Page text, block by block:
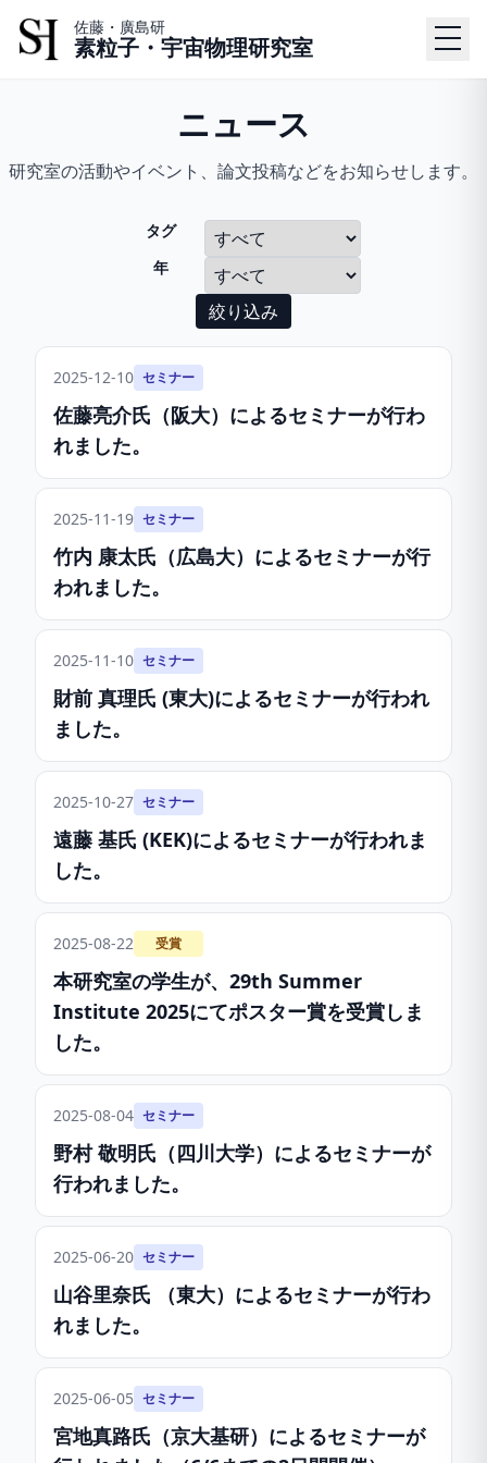
佐藤・廣島研
素粒子・宇宙物理研究室
ニュース
研究室の活動やイベント、論文投稿などをお知らせします。
タグ
年
絞り込み
2025-12-10 セミナー
佐藤亮介氏（阪大）によるセミナーが行わ
れました。
2025-11-19 セミナー
竹内 康太氏（広島大）によるセミナーが行
われました。
2025-11-10 セミナー
財前 真理氏 (東大)によるセミナーが行われ
ました。
2025-10-27 セミナー
遠藤 基氏 (KEK)によるセミナーが行われま
した。
2025-08-22 受賞
本研究室の学生が、29th Summer
Institute 2025にてポスター賞を受賞しま
した。
2025-08-04 セミナー
野村 敬明氏（四川大学）によるセミナーが
行われました。
2025-06-20 セミナー
山谷里奈氏 （東大）によるセミナーが行わ
れました。
2025-06-05 セミナー
宮地真路氏（京大基研）によるセミナーが